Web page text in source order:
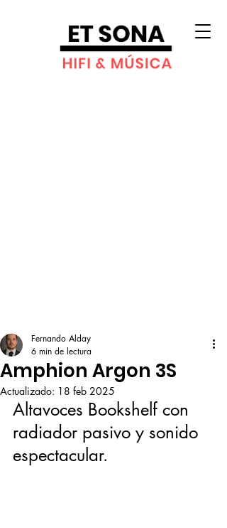
Amphion Argon 3S
Fernando Alday
6 min de lectura
Actualizado: 18 feb 2025
Altavoces Bookshelf con
radiador pasivo y sonido
espectacular.